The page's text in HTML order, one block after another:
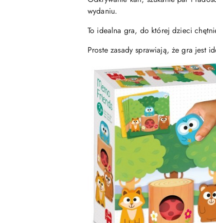
wydaniu.
To idealna gra, do której dzieci
Proste zasady sprawiają, że gra jest